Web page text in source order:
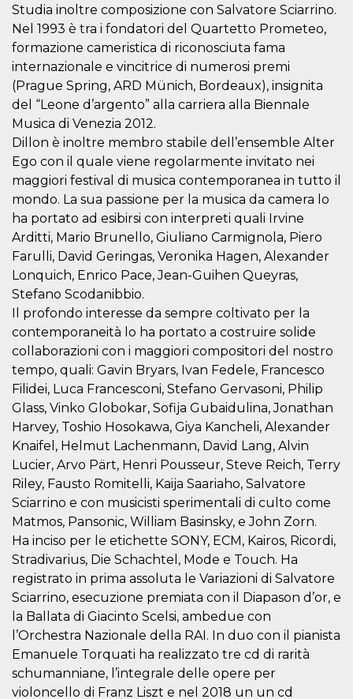
Studia inoltre composizione con Salvatore Sciarrino.
Nel 1993 è tra i fondatori del Quartetto Prometeo,
formazione cameristica di riconosciuta fama
internazionale e vincitrice di numerosi premi
(Prague Spring, ARD Münich, Bordeaux), insignita
del “Leone d’argento” alla carriera alla Biennale
Musica di Venezia 2012.
Dillon è inoltre membro stabile dell’ensemble Alter
Ego con il quale viene regolarmente invitato nei
maggiori festival di musica contemporanea in tutto il
mondo. La sua passione per la musica da camera lo
ha portato ad esibirsi con interpreti quali Irvine
Arditti, Mario Brunello, Giuliano Carmignola, Piero
Farulli, David Geringas, Veronika Hagen, Alexander
Lonquich, Enrico Pace, Jean-Guihen Queyras,
Stefano Scodanibbio.
Il profondo interesse da sempre coltivato per la
contemporaneità lo ha portato a costruire solide
collaborazioni con i maggiori compositori del nostro
tempo, quali: Gavin Bryars, Ivan Fedele, Francesco
Filidei, Luca Francesconi, Stefano Gervasoni, Philip
Glass, Vinko Globokar, Sofija Gubaidulina, Jonathan
Harvey, Toshio Hosokawa, Giya Kancheli, Alexander
Knaifel, Helmut Lachenmann, David Lang, Alvin
Lucier, Arvo Pärt, Henri Pousseur, Steve Reich, Terry
Riley, Fausto Romitelli, Kaija Saariaho, Salvatore
Sciarrino e con musicisti sperimentali di culto come
Matmos, Pansonic, William Basinsky, e John Zorn.
Ha inciso per le etichette SONY, ECM, Kairos, Ricordi,
Stradivarius, Die Schachtel, Mode e Touch. Ha
registrato in prima assoluta le Variazioni di Salvatore
Sciarrino, esecuzione premiata con il Diapason d’or, e
la Ballata di Giacinto Scelsi, ambedue con
l’Orchestra Nazionale della RAI. In duo con il pianista
Emanuele Torquati ha realizzato tre cd di rarità
schumanniane, l’integrale delle opere per
violoncello di Franz Liszt e nel 2018 un un cd
Storage declaration
Nome
Storage
type
Descrizione
fbssls_314278995690155
Session
storage
wpEmojiSettingsSupports
cn_uc__
Local
storage
Nome
c_user
Meta
Platform Inc.
.facebook.com
settimane
2 giorni
Cookie di
utente. Può
o
30 giorni
datr
Meta
Platform Inc.
.facebook.com
2 anni
Questo
identifica il
browser
connette a
Facebook.
legato alla
Facebook
Facebook
che viene
utilizzato
aiutare con
di accesso
bot che
di accedere
il profilo
associato a